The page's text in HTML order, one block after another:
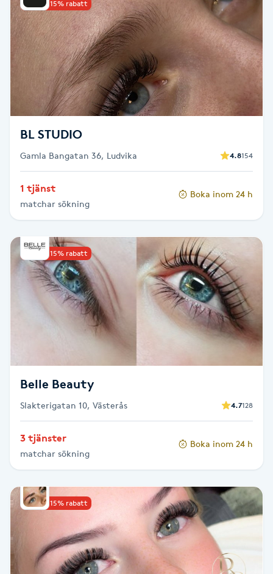
Reikihealing
Reiki massage
Restorative Yoga
Rosacea
Rosenmetoden
Ryggmassage
Samtalsterapi
Senioryoga
Sklerosering
Skägg
Upp till 15% rabatt
BL STUDIO
Gamla Bangatan 36, Ludvika 4.8154
1 tjänst
matchar sökning
Boka inom 24 h
Upp till 15% rabatt
Belle Beauty
Slakterigatan 10, Västerås 4.7128
3 tjänster
matchar sökning
Boka inom 24 h
Upp till 15% rabatt